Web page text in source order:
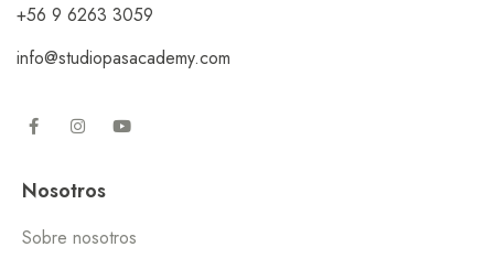
+56 9 6263 3059
info@studiopasacademy.com
Nosotros
Sobre nosotros